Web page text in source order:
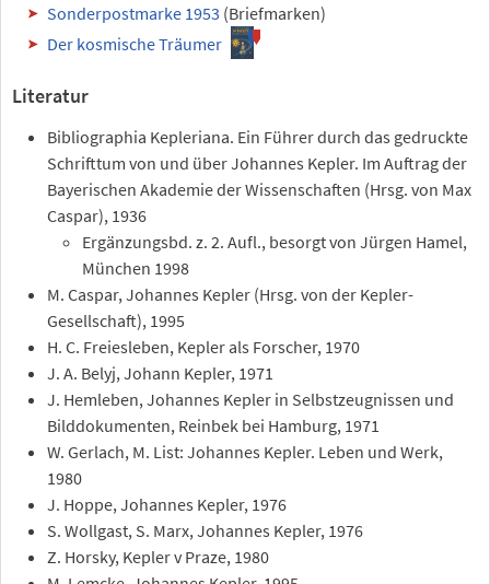
Sonderpostmarke 1953 (Briefmarken)
Der kosmische Träumer
Literatur
Bibliographia Kepleriana. Ein Führer durch das gedruckte
Schrifttum von und über Johannes Kepler. Im Auftrag der
Bayerischen Akademie der Wissenschaften (Hrsg. von Max
Caspar), 1936
Ergänzungsbd. z. 2. Aufl., besorgt von Jürgen Hamel,
München 1998
M. Caspar, Johannes Kepler (Hrsg. von der Kepler-
Gesellschaft), 1995
H. C. Freiesleben, Kepler als Forscher, 1970
J. A. Belyj, Johann Kepler, 1971
J. Hemleben, Johannes Kepler in Selbstzeugnissen und
Bilddokumenten, Reinbek bei Hamburg, 1971
W. Gerlach, M. List: Johannes Kepler. Leben und Werk,
1980
J. Hoppe, Johannes Kepler, 1976
S. Wollgast, S. Marx, Johannes Kepler, 1976
Z. Horsky, Kepler v Praze, 1980